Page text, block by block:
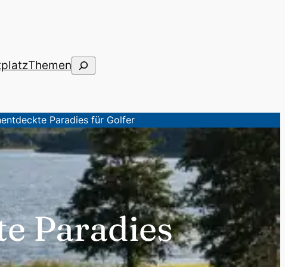
ThemenSuchen
Paradies für Golfer
Paradies